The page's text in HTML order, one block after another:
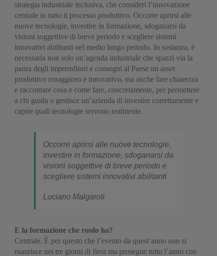
strategia industriale inclusiva, che consideri l’innovazione
centrale in tutto il processo produttivo. Occorre aprirsi alle
nuove tecnologie, investire in formazione, sdoganarsi da
visioni soggettive di breve periodo e scegliere sistemi
innovativi abilitanti nel medio lungo periodo. In sostanza, è
necessaria non solo un’agenda industriale che spazzi via la
paura degli imprenditori e consegni al Paese un asset
produttivo coraggioso e innovativo, ma anche fare chiarezza
e raccontare cosa e come fare, concretamente, per permettere
a chi guida o gestisce un’azienda di investire correttamente e
capire quali tecnologie servono realmente.
Occorre aprirsi alle nuove tecnologie,
investire in formazione, sdoganarsi da
visioni soggettive di breve periodo e
scegliere sistemi innovativi abilitanti
Luciano Malgaroli
E la formazione che ruolo ha?
Centrale. È per questo che l’evento da quest’anno non si
esaurisce nei tre giorni di fiera ma prosegue tutto l’anno con